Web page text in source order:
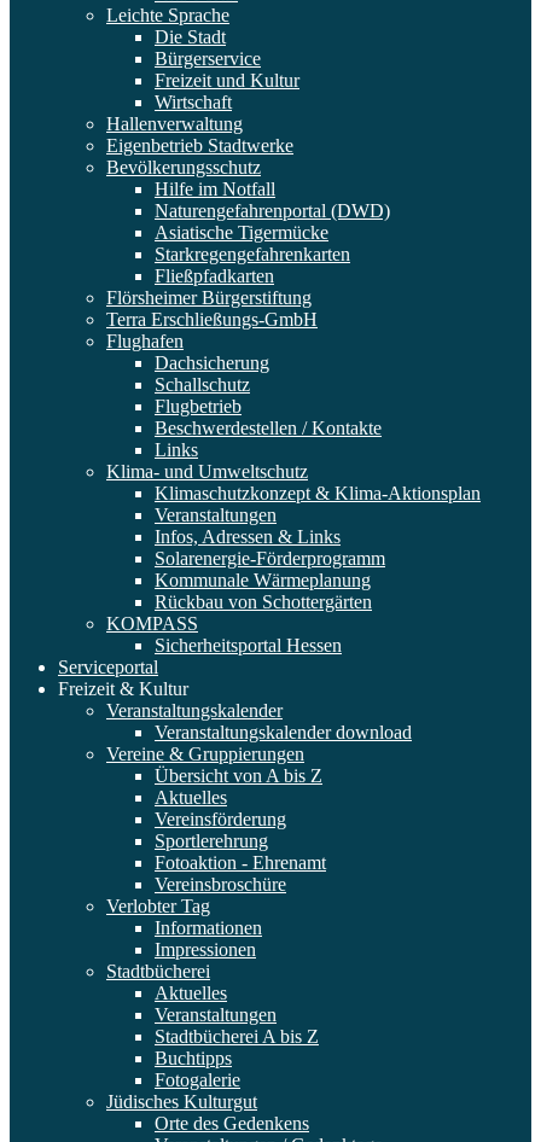
Leichte Sprache
Die Stadt
Bürgerservice
Freizeit und Kultur
Wirtschaft
Hallenverwaltung
Eigenbetrieb Stadtwerke
Bevölkerungsschutz
Hilfe im Notfall
Naturengefahrenportal (DWD)
Asiatische Tigermücke
Starkregengefahrenkarten
Fließpfadkarten
Flörsheimer Bürgerstiftung
Terra Erschließungs-GmbH
Flughafen
Dachsicherung
Schallschutz
Flugbetrieb
Beschwerdestellen / Kontakte
Links
Klima- und Umweltschutz
Klimaschutzkonzept & Klima-Aktionsplan
Veranstaltungen
Infos, Adressen & Links
Solarenergie-Förderprogramm
Kommunale Wärmeplanung
Rückbau von Schottergärten
KOMPASS
Sicherheitsportal Hessen
Serviceportal
Freizeit & Kultur
Veranstaltungskalender
Veranstaltungskalender download
Vereine & Gruppierungen
Übersicht von A bis Z
Aktuelles
Vereinsförderung
Sportlerehrung
Fotoaktion - Ehrenamt
Vereinsbroschüre
Verlobter Tag
Informationen
Impressionen
Stadtbücherei
Aktuelles
Veranstaltungen
Stadtbücherei A bis Z
Buchtipps
Fotogalerie
Jüdisches Kulturgut
Orte des Gedenkens